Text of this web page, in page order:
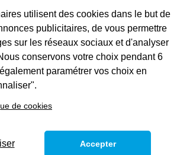
des
à Sauvian 34 H/F
09/04/2026
utilisent des cookies dans le but de
publicitaires, de vous permettre
sur les réseaux sociaux et d'analyser
conservons votre choix pendant 6
paramétrer vos choix en
de cookies
Accepter